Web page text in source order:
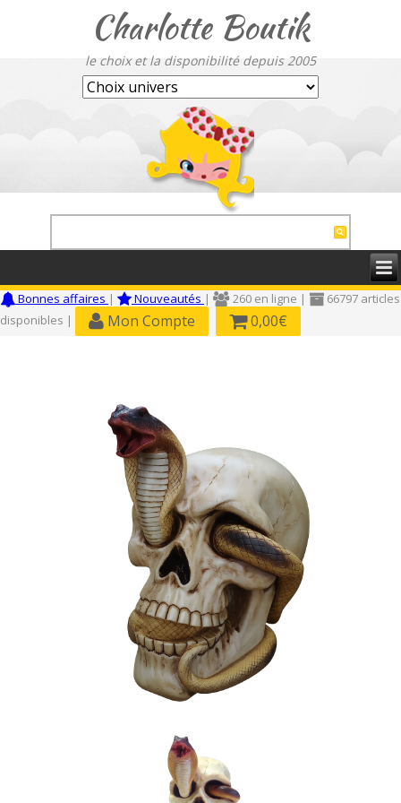
Charlotte Boutik
le choix et la disponibilité depuis 2005
Bonnes affaires | Nouveautés | 260 en ligne |
66797 articles
disponibles |
Mon Compte 0,00€